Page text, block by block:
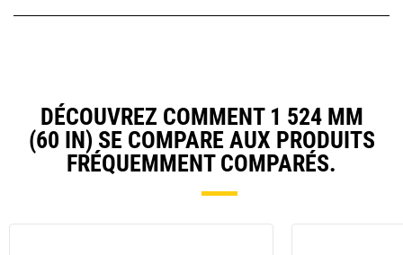
DÉCOUVREZ COMMENT 1 524 MM
(60 IN) SE COMPARE AUX PRODUITS
FRÉQUEMMENT COMPARÉS.